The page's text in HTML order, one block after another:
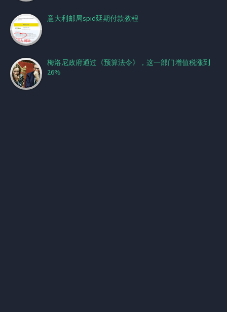
意大利邮局spid延期付款教程
梅洛尼政府通过《预算法令》，这一部门增值税涨到
26%